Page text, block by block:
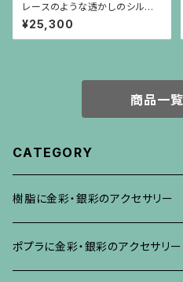
レースのような透かしのシルバ
ーリング
¥25,300
商品一
CATEGORY
樹脂に金彩・銀彩のアクセサリー
ブローチ
ポプラに金彩・銀彩のアクセサリー